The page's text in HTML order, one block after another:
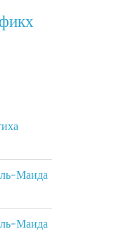
Маида
Маида